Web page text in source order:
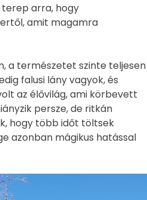
arra, hogy
amit magamra
a természetet szinte teljesen
falusi lány vagyok, és
az élővilág, ami körbevett
persze, de ritkán
hogy több időt töltsek
azonban mágikus hatással